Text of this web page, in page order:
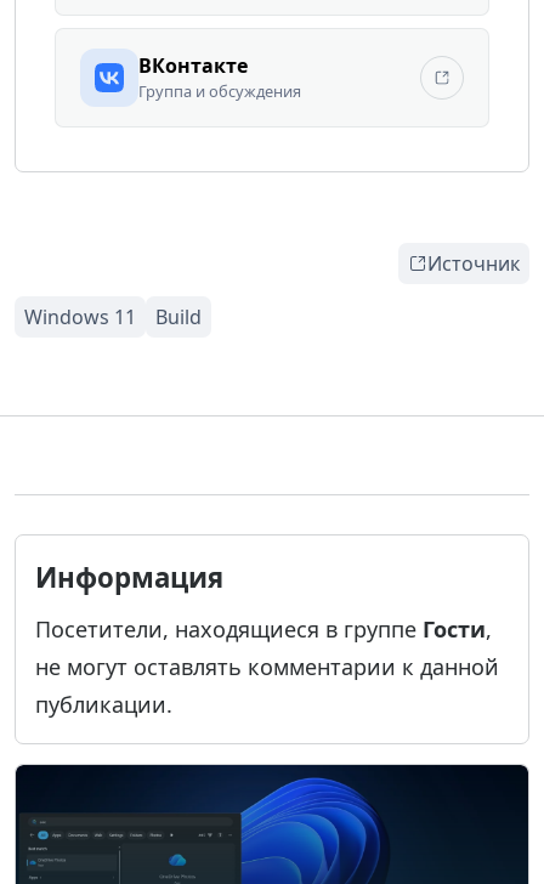
ВКонтакте
Группа и обсуждения
Источник
Информация
Посетители, находящиеся в группе Гости,
не могут оставлять комментарии к данной
публикации.